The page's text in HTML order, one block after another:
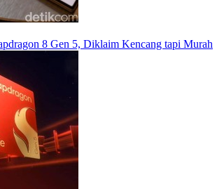
8 Gen 5, Diklaim Kencang tapi Murah